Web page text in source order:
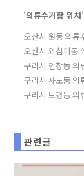
'의류수거함 위치
오산시 원동 의류
로 확인하기)
(0)
오산시 외삼미동
(지도로 확인하기)
구리시 인창동 의
도로 확인하기)
(0)
구리시 사노동 의
도로 확인하기)
(0)
구리시 토평동 의
관련글